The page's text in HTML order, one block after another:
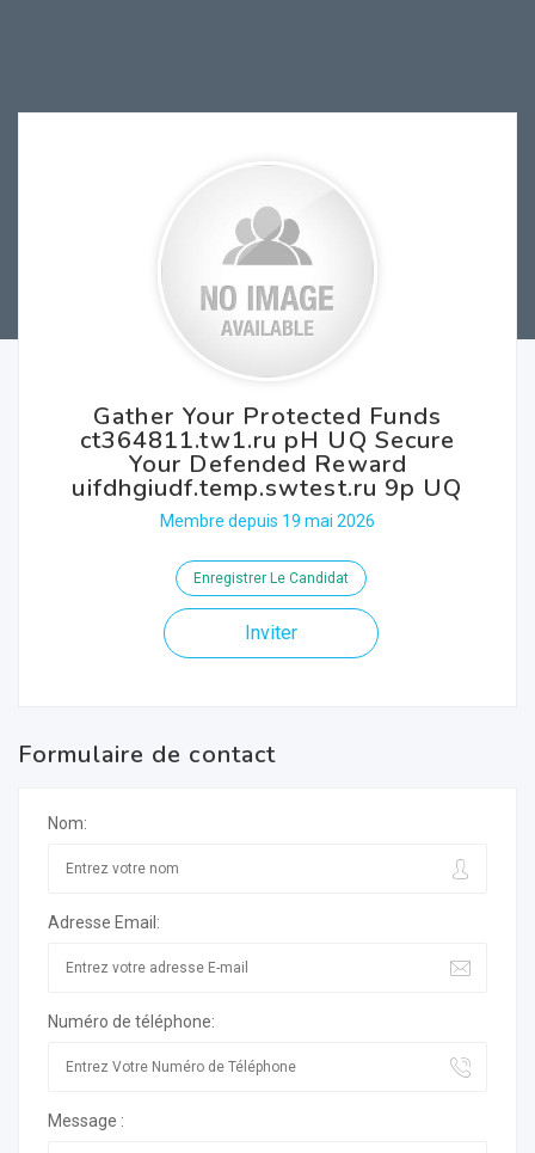
Gather Your Protected Funds
ct364811.tw1.ru pH UQ Secure
Your Defended Reward
uifdhgiudf.temp.swtest.ru 9p UQ
Membre depuis 19 mai 2026
Enregistrer Le Candidat
Inviter
Formulaire de contact
Nom:
Adresse Email:
Numéro de téléphone:
Message :